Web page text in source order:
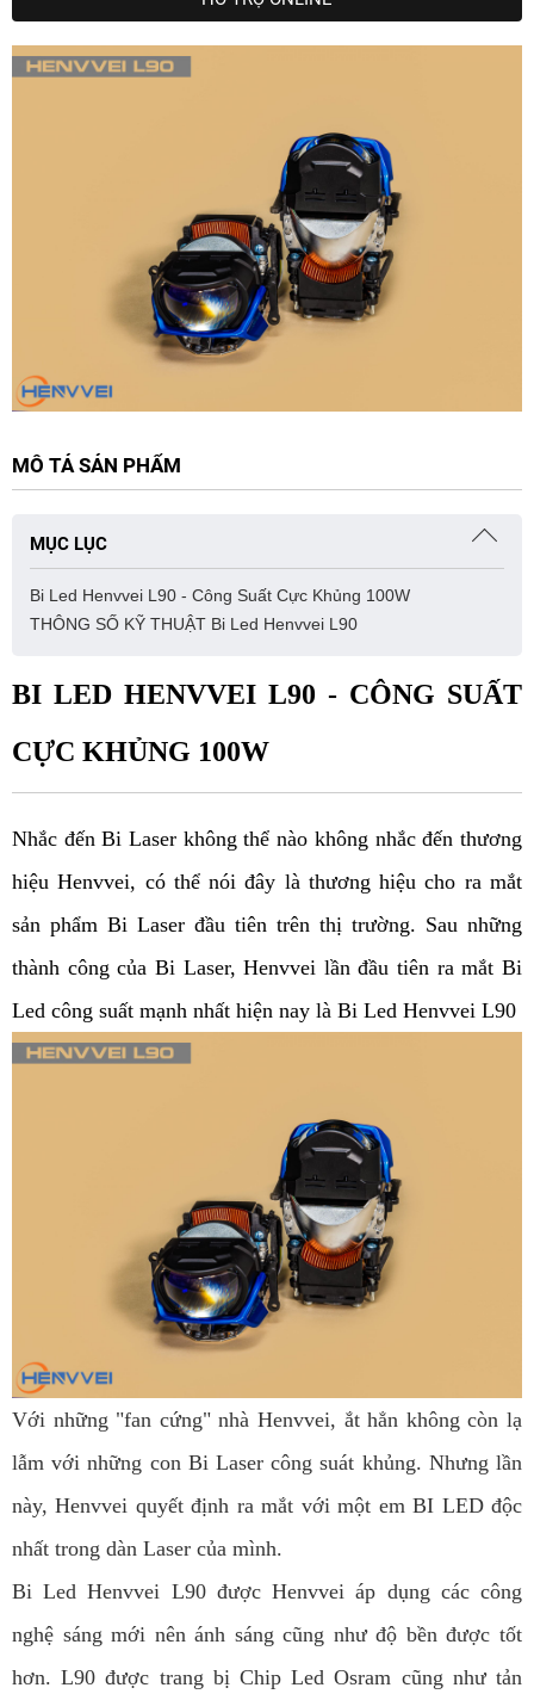
MÔ TẢ SẢN PHẨM
MỤC LỤC
Bi Led Henvvei L90 - Công Suất Cực Khủng 100W
THÔNG SỐ KỸ THUẬT Bi Led Henvvei L90
BI LED HENVVEI L90 - CÔNG SUẤT
CỰC KHỦNG 100W
Nhắc đến Bi Laser không thể nào không nhắc đến thương
hiệu Henvvei, có thể nói đây là thương hiệu cho ra mắt
sản phẩm Bi Laser đầu tiên trên thị trường. Sau những
thành công của Bi Laser, Henvvei lần đầu tiên ra mắt Bi
Led công suất mạnh nhất hiện nay là Bi Led Henvvei L90
Với những "fan cứng" nhà Henvvei, ắt hẳn không còn lạ
lẫm với những con Bi Laser công suát khủng. Nhưng lần
này, Henvvei quyết định ra mắt với một em BI LED độc
nhất trong dàn Laser của mình.
Bi Led Henvvei L90 được Henvvei áp dụng các công
nghệ sáng mới nên ánh sáng cũng như độ bền được tốt
hơn. L90 được trang bị Chip Led Osram cũng như tản